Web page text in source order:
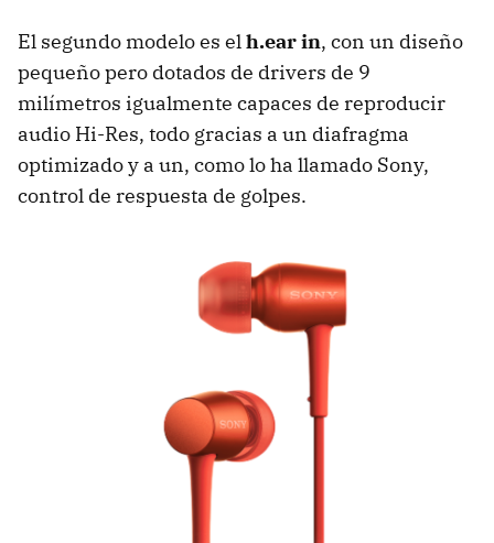
El segundo modelo es elh.ear in, con un diseño
pequeño pero dotados de drivers de 9
milímetros igualmente capaces de reproducir
audio Hi-Res, todo gracias a un diafragma
optimizado y a un, como lo ha llamado Sony,
control de respuesta de golpes.